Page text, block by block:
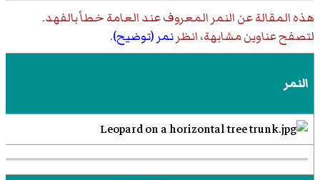
هذه المقالة عنالنمر المعروف عند العامة خطأ بالفهد.
لتصفح عناوين مشابهة، انظرنمر (توضيح).
النمر